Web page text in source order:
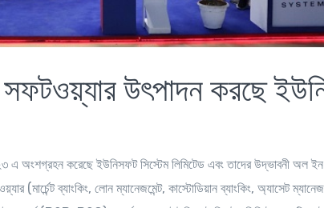
সফটওয়্যার উৎপাদন করছে
এ অংশগ্রহন করেছে ইউনিসফট সিস্টেম লিমিটেড এবং তাদের উদ্ভাবনী অল
(মার্চেন্ট ব্যাংকিং, লোন ম্যানেজমেন্ট, কাস্টোডিয়ান ব্যাংকিং, অ্যাসেট